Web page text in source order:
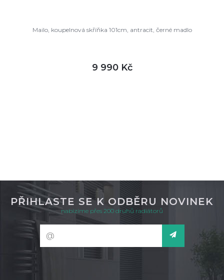
Mailo, koupelnová skříňka 101cm, antracit, černé madlo
9 990 Kč
PŘIHLASTE SE K ODBĚRU NOVINEK
nabízíme přes 200 druhů radiátorů